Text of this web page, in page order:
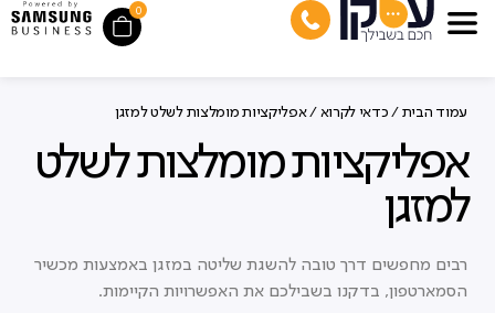
0
עמוד הבית / כדאי לקרוא / אפליקציות מומלצות לשלט למזגן
אפליקציות מומלצות לשלט
למזגן
רבים מחפשים דרך טובה להשגת שליטה במזגן באמצעות מכשיר
הסמארטפון, בדקנו בשבילכם את האפשרויות הקיימות.